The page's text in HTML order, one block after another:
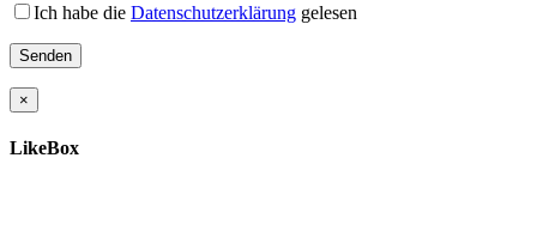
Ich habe die Datenschutzerklärung gelesen
×
LikeBox